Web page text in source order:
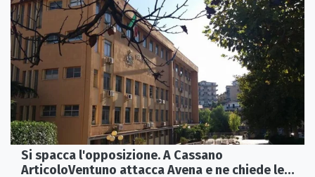
Si spacca l'opposizione. A Cassano
ArticoloVentuno attacca Avena e ne chiede le